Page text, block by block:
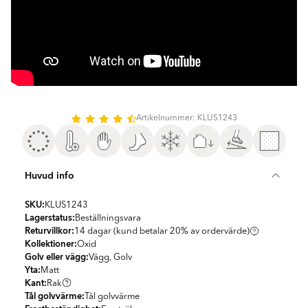
Artikelnummer: KLUS1243
Huvud info
SKU: KLUS1243
Lagerstatus: Beställningsvara
Returvillkor:14 dagar (kund betalar 20% av ordervärde)
Kollektioner:Oxid
Golv eller vägg:Vägg, Golv
Yta: Matt
Kant: Rak
Tål golvvärme: Tål golvvärme